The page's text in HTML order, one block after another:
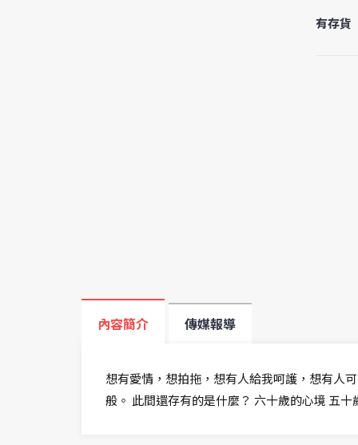
有存貨
內容簡介 傳媒報導
想有愛情，想拍拖，想有人給我呵護，想有人
般。 此間還存有的是什麼？ 六十歲的心境 五